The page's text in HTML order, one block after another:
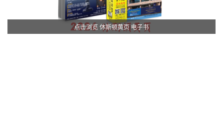
点击浏览 休斯顿黄页 电子书